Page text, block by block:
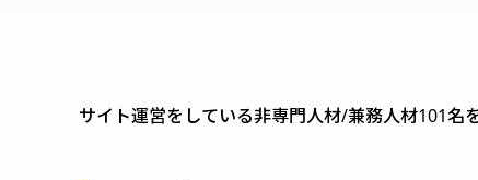
サイト運営をしている非専門人材/兼務人材101名